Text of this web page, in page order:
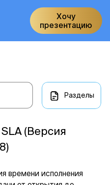
Хочу
презентацию
Разделы
(Версия
времени исполнения